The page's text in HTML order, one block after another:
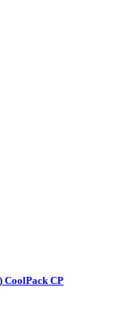
CoolPack CP